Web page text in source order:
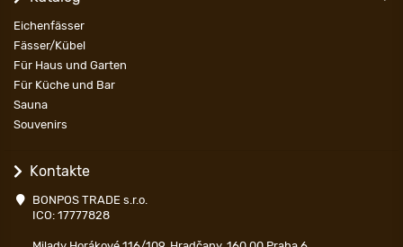
Eichenfässer
Fässer/Kübel
Für Haus und Garten
Für Küche und Bar
Sauna
Souvenirs
Kontakte
BONPOS TRADE s.r.o.
ICO: 17777828